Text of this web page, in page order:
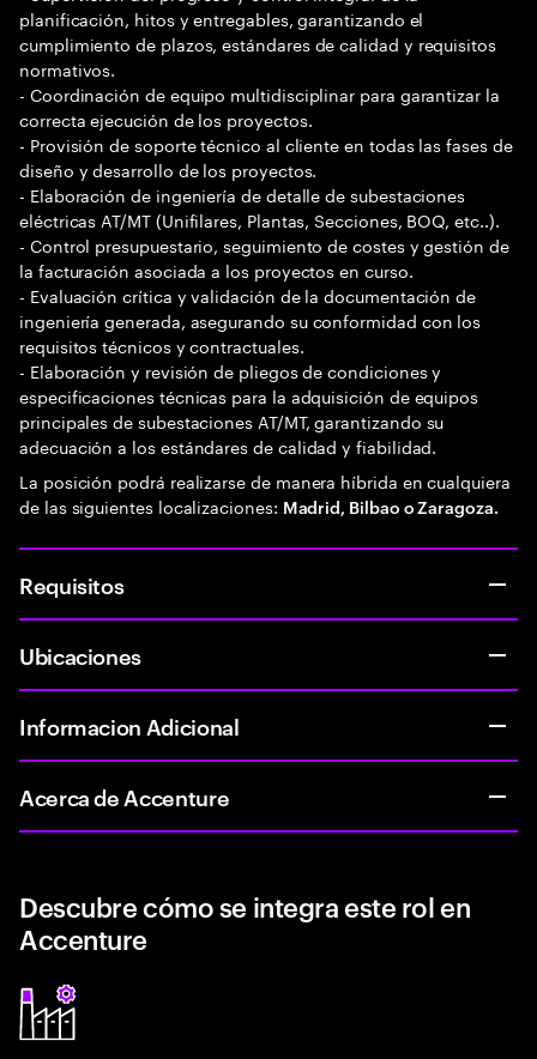
planificación, hitos y entregables, garantizando el
cumplimiento de plazos, estándares de calidad y requisitos
normativos.
- Coordinación de equipo multidisciplinar para garantizar la
correcta ejecución de los proyectos.
- Provisión de soporte técnico al cliente en todas las fases de
diseño y desarrollo de los proyectos.
- Elaboración de ingeniería de detalle de subestaciones
eléctricas AT/MT (Unifilares, Plantas, Secciones, BOQ, etc..).
- Control presupuestario, seguimiento de costes y gestión de
la facturación asociada a los proyectos en curso.
- Evaluación crítica y validación de la documentación de
ingeniería generada, asegurando su conformidad con los
requisitos técnicos y contractuales.
- Elaboración y revisión de pliegos de condiciones y
especificaciones técnicas para la adquisición de equipos
principales de subestaciones AT/MT, garantizando su
adecuación a los estándares de calidad y fiabilidad.
La posición podrá realizarse de manera híbrida en cualquiera
de las siguientes localizaciones: Madrid, Bilbao o Zaragoza.
Requisitos
Ubicaciones
Informacion Adicional
Acerca de Accenture
Descubre cómo se integra este rol en
Accenture